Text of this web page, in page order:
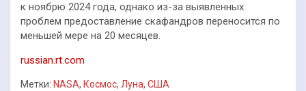
к ноябрю 2024 года, однако из-за выявленных
проблем предоставление скафандров переносится по
меньшей мере на 20 месяцев.
russian.rt.com
Метки: NASA, Космос, Луна, США